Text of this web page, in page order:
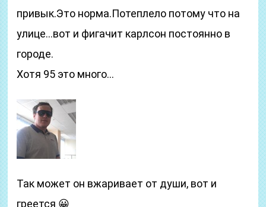
привык.Это норма.Потеплело потому что на
улице…вот и фигачит карлсон постоянно в
городе.
Хотя 95 это много…
Так может он вжаривает от души, вот и
греется 😀